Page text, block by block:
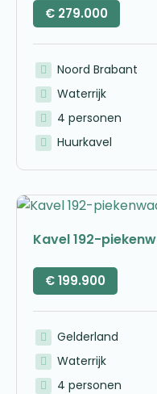
€ 279.000
Noord Brabant
Waterrijk
4 personen
Huurkavel
Kavel 192-
€199.900
Gelderland
Waterrijk
4 personen